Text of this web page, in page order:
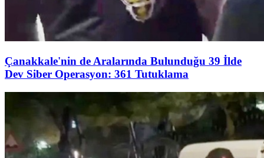
Çanakkale'nin de Aralarında Bulunduğu 39 İlde
Dev Siber Operasyon: 361 Tutuklama